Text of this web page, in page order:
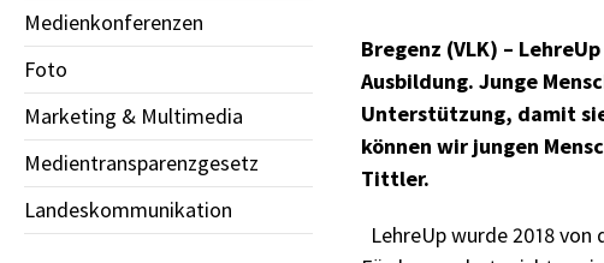
Medienkonferenzen
Foto
Marketing & Multimedia
Medientransparenzgesetz
Landeskommunikation
Bregenz (VLK) –
Ausbildung. Junge
Unterstützung, damit
können wir jungen
Tittler.
LehreUp wurde 2018